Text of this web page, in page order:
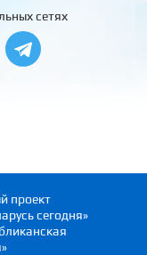
сетях
проект
сегодня»